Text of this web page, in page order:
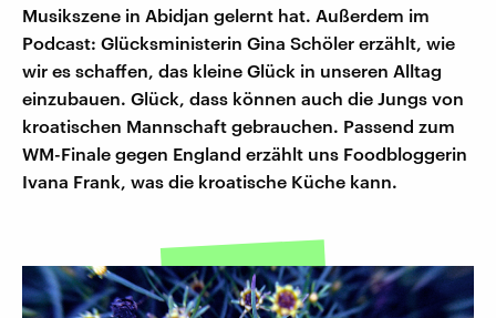
Musikszene in Abidjan gelernt hat. Außerdem im
Podcast: Glücksministerin Gina Schöler erzählt, wie
wir es schaffen, das kleine Glück in unseren Alltag
einzubauen. Glück, dass können auch die Jungs von
kroatischen Mannschaft gebrauchen. Passend zum
WM-Finale gegen England erzählt uns Foodbloggerin
Ivana Frank, was die kroatische Küche kann.